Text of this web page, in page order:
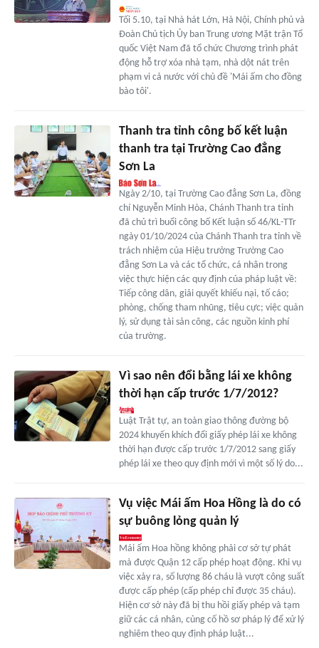
Tối 5.10, tại Nhà hát Lớn, Hà Nội, Chính phủ và
Đoàn Chủ tịch Ủy ban Trung ương Mặt trận Tổ
quốc Việt Nam đã tổ chức Chương trình phát
động hỗ trợ xóa nhà tạm, nhà dột nát trên
phạm vi cả nước với chủ đề 'Mái ấm cho đồng
bào tôi'.
Thanh tra tỉnh công bố kết luận
thanh tra tại Trường Cao đẳng
Sơn La
Ngày 2/10, tại Trường Cao đẳng Sơn La, đồng
chí Nguyễn Minh Hòa, Chánh Thanh tra tỉnh
đã chủ trì buổi công bố Kết luận số 46/KL-TTr
ngày 01/10/2024 của Chánh Thanh tra tỉnh về
trách nhiệm của Hiệu trưởng Trường Cao
đẳng Sơn La và các tổ chức, cá nhân trong
việc thực hiện các quy định của pháp luật về:
Tiếp công dân, giải quyết khiếu nại, tố cáo;
phòng, chống tham nhũng, tiêu cực; việc quản
lý, sử dụng tài sản công, các nguồn kinh phí
của trường.
Vì sao nên đổi bằng lái xe không
thời hạn cấp trước 1/7/2012?
Luật Trật tự, an toàn giao thông đường bộ
2024 khuyến khích đổi giấy phép lái xe không
thời hạn được cấp trước 1/7/2012 sang giấy
phép lái xe theo quy định mới vì một số lý do...
Vụ việc Mái ấm Hoa Hồng là do có
sự buông lỏng quản lý
Mái ấm Hoa hồng không phải cơ sở tự phát
mà được Quận 12 cấp phép hoạt động. Khi vụ
việc xảy ra, số lượng 86 cháu là vượt công suất
được cấp phép (cấp phép chỉ được 35 cháu).
Hiện cơ sở này đã bị thu hồi giấy phép và tạm
giữ các cá nhân, củng cố hồ sơ pháp lý để xử lý
nghiêm theo quy định pháp luật...